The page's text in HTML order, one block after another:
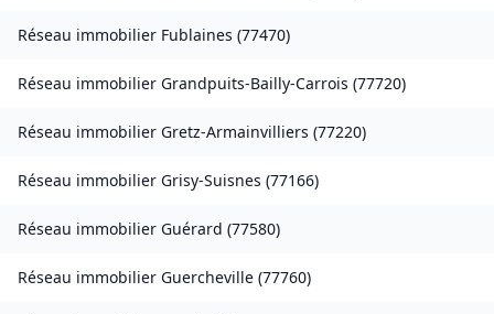
Réseau immobilier Fublaines (77470)
Réseau immobilier Grandpuits-Bailly-Carrois (77720)
Réseau immobilier Gretz-Armainvilliers (77220)
Réseau immobilier Grisy-Suisnes (77166)
Réseau immobilier Guérard (77580)
Réseau immobilier Guercheville (77760)